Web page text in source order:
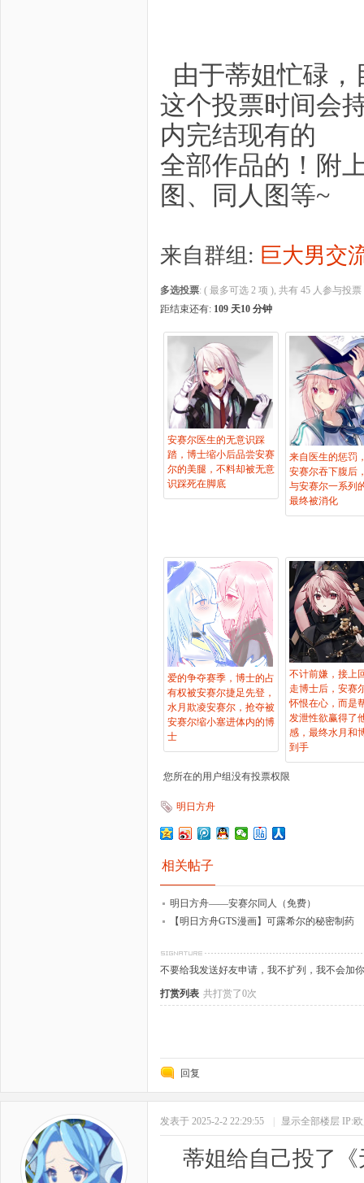
由于蒂姐忙碌
这个投票时间会
内完结现有的
全部作品的！附
图、同人图等~
来自群组: 巨大男交
多选投票: ( 最多可选 2 项 ), 共有 45 人参与投票
距结束还有: 109 天10 分钟
安赛尔医生的无意识踩
踏，博士缩小后品尝安赛
尔的美腿，不料却被无意
识踩死在脚底
来自医生的惩罚
安赛尔吞下腹后
与安赛尔一系列
最终被消化
爱的争夺赛季，博士的占
有权被安赛尔捷足先登，
水月欺凌安赛尔，抢夺被
安赛尔缩小塞进体内的博
士
不计前嫌，接上
走博士后，安赛
怀恨在心，而是
发泄性欲赢得了
感，最终水月和
到手
您所在的用户组没有投票权限
明日方舟
相关帖子
明日方舟——安赛尔同人（免费）
【明日方舟GTS漫画】可露希尔的秘密制药
不要给我发送好友申请，我不扩列，我不会加
打赏列表 共打赏了0次
回复
发表于 2025-2-2 22:29:55 显示全部楼层 IP:
蒂姐给自己投了